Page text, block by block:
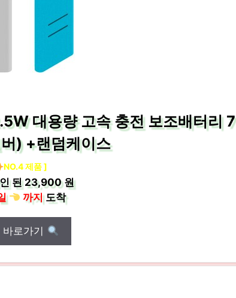
대용량 고속 충전 보조배터리 7
) +랜덤케이스
NO.4 제품 ]
된23,900 원
까지도착
바로가기